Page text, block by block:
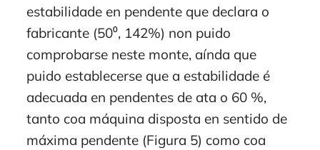
estabilidade en pendente que declara o
fabricante (50⁰, 142%) non puido
comprobarse neste monte, aínda que
puido establecerse que a estabilidade é
adecuada en pendentes de ata o 60 %,
tanto coa máquina disposta en sentido de
máxima pendente (Figura 5) como coa